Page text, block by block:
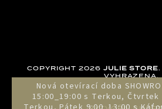
Nová otevírací doba
15:00_19:00 s Terkou, Čtvrtek
COPYRIGHT 2026 JULIE STORE
VYHRAZENA.